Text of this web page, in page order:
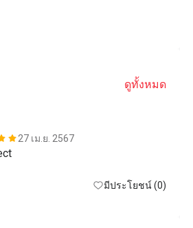
ดูทั้งหมด
27 เม.ย. 2567
มีประโยชน์ (0)